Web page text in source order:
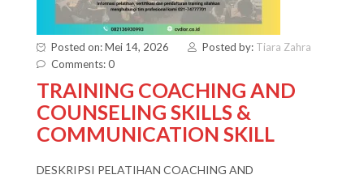
Posted on: Mei 14, 2026 Posted by: Tiara Zahra
Comments: 0
TRAINING COACHING AND
COUNSELING SKILLS &
COMMUNICATION SKILL
DESKRIPSI PELATIHAN COACHING AND